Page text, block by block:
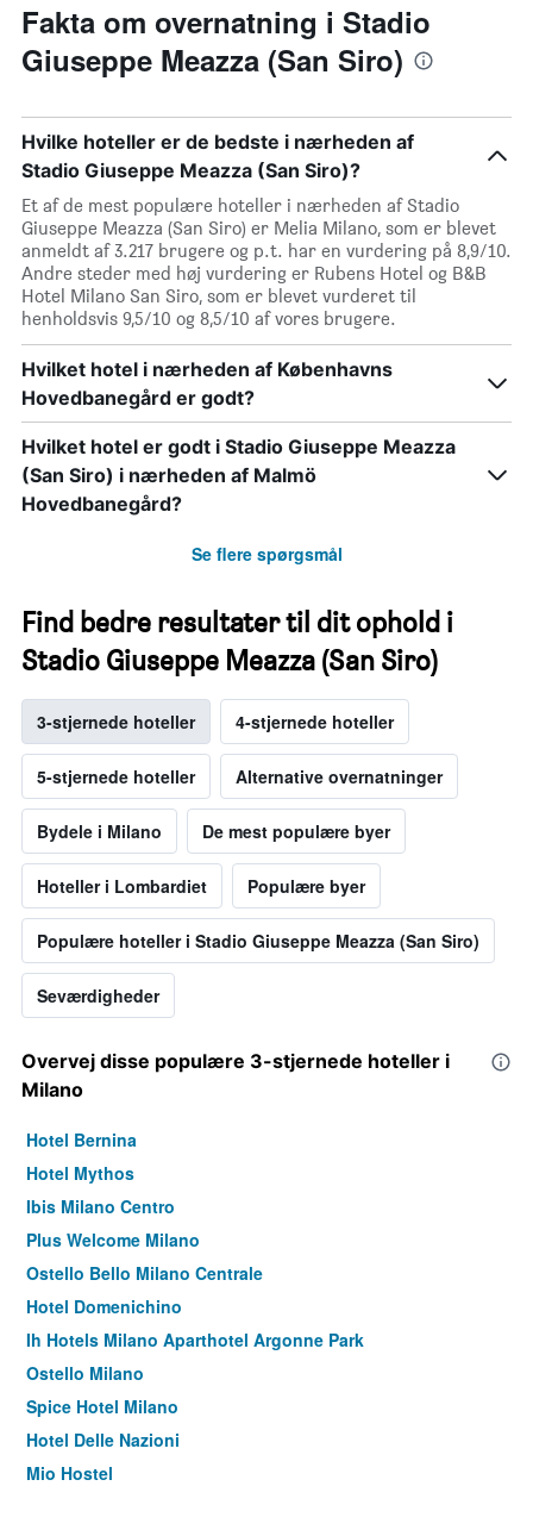
Fakta om overnatning i Stadio
Giuseppe Meazza (San Siro)
Hvilke hoteller er de bedste i nærheden af
Stadio Giuseppe Meazza (San Siro)?
Et af de mest populære hoteller i nærheden af Stadio
Giuseppe Meazza (San Siro) er Melia Milano, som er blevet
anmeldt af 3.217 brugere og p.t. har en vurdering på 8,9/10.
Andre steder med høj vurdering er Rubens Hotel og B&B
Hotel Milano San Siro, som er blevet vurderet til
henholdsvis 9,5/10 og 8,5/10 af vores brugere.
Hvilket hotel i nærheden af Københavns
Hovedbanegård er godt?
Hvilket hotel er godt i Stadio Giuseppe Meazza
(San Siro) i nærheden af Malmö
Hovedbanegård?
Se flere spørgsmål
Find bedre resultater til dit ophold i
Stadio Giuseppe Meazza (San Siro)
3-stjernede hoteller 4-stjernede hoteller
5-stjernede hoteller Alternative overnatninger
Bydele i Milano De mest populære byer
Hoteller i Lombardiet Populære byer
Populære hoteller i Stadio Giuseppe Meazza (San Siro)
Seværdigheder
Overvej disse populære 3-stjernede hoteller i
Milano
Hotel Bernina
Hotel Mythos
Ibis Milano Centro
Plus Welcome Milano
Ostello Bello Milano Centrale
Hotel Domenichino
Ih Hotels Milano Aparthotel Argonne Park
Ostello Milano
Spice Hotel Milano
Hotel Delle Nazioni
Mio Hostel